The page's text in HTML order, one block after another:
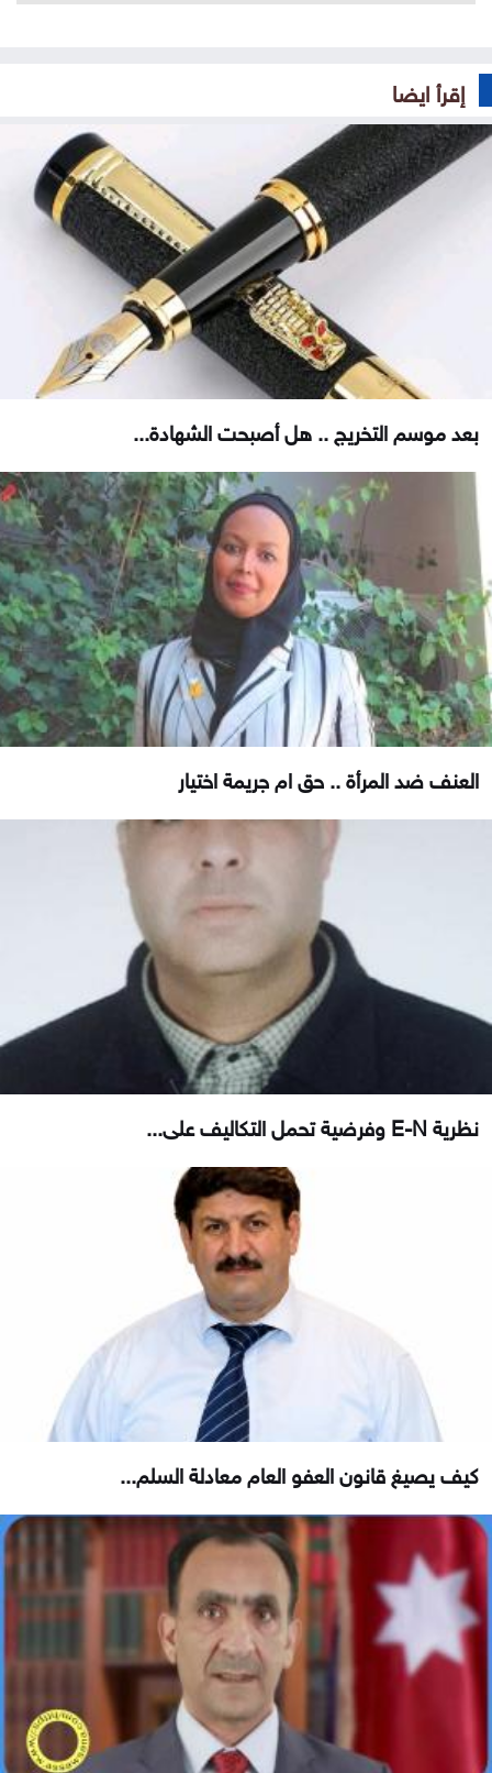
إقرأ ايضا
بعد موسم التخريج .. هل أصبحت الشهادة...
العنف ضد المرأة .. حق ام جريمة اختيار
نظرية E-N وفرضية تحمل التكاليف على...
كيف يصيغ قانون العفو العام معادلة السلم...